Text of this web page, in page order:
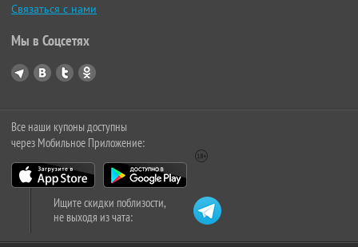
Связаться с нами
Мы в Соцсетях
Все наши купоны доступны
через Мобильное Приложение:
Ищите скидки поблизости,
не выходя из чата: